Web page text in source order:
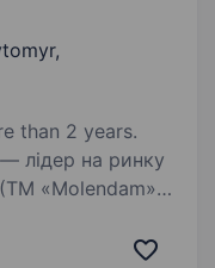
than 2 years.
лідер на ринку
(ТМ «Molendam»,